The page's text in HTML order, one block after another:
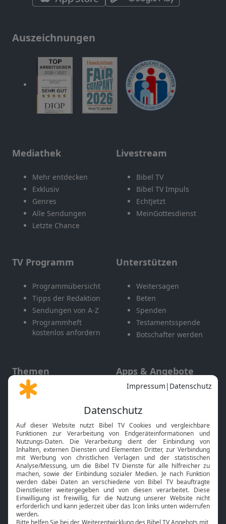
Auszeichnungen
Mediathek
Mehr entdecken
Exklusiv
Genres
Alle Sendungen
Letzte Chance
Livestream
Bibel TV
Bibel TV Impuls
EchtJetzt
MeinGottesdienst
TV Programm
Programmübersicht
Tipps der Redaktion
Sendungen von A-Z
Programmheft
kostenlos anfordern
Unterstützen
Weitersagen
Beten
Spenden
Testamentsspende
Botschafter werden
Themen
Gott und Bibel erklärt
Neuigkeiten
Apps & Angebote
Mobile App
Smart TV
HbbTV
Bibelthek Online-Bibel
Nächster Gottesdienst
Bibel TV Service